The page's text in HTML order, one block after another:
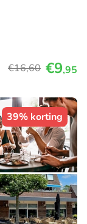
€16,60 €9,95
39% korting